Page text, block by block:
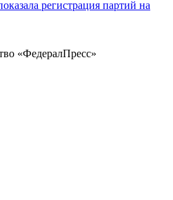
регистрация партий на
«ФедералПресс»